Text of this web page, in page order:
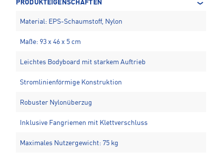
PRODUKTEIGENSCHAFTEN
Material: EPS-Schaumstoff, Nylon
Maße: 93 x 46 x 5 cm
Leichtes Bodyboard mit starkem Auftrieb
Stromlinienförmige Konstruktion
Robuster Nylonüberzug
Inklusive Fangriemen mit Klettverschluss
Maximales Nutzergewicht: 75 kg